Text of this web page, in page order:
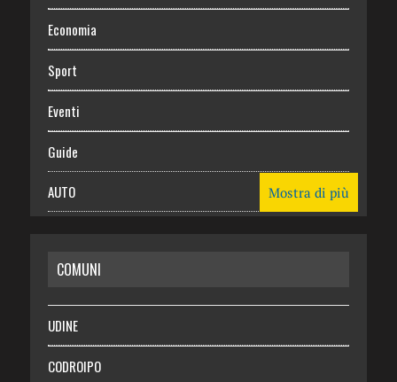
Economia
Sport
Eventi
Guide
AUTO
RISPARMIO
SALUTE
Necrologie
Mostra di più
COMUNI
UDINE
CODROIPO